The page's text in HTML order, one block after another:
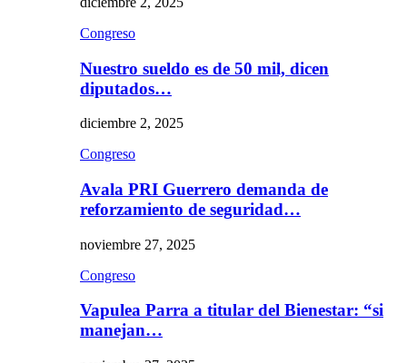
Congreso
Nuestro sueldo es de 50 mil, dicen
diputados…
diciembre 2, 2025
Congreso
Avala PRI Guerrero demanda de
reforzamiento de seguridad…
noviembre 27, 2025
Congreso
Vapulea Parra a titular del Bienestar: “si
manejan…